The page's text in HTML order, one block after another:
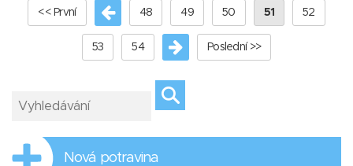
<< První 48 49 50 51 52
53 54 Poslední >>
Nová potravina